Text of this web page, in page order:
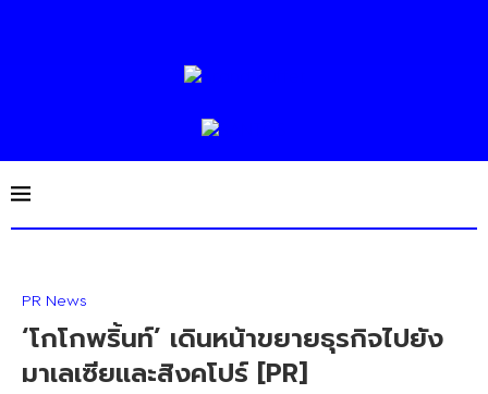
PR News
‘โกโกพริ้นท์’ เดินหน้าขยายธุรกิจไปยัง
มาเลเซียและสิงคโปร์ [PR]